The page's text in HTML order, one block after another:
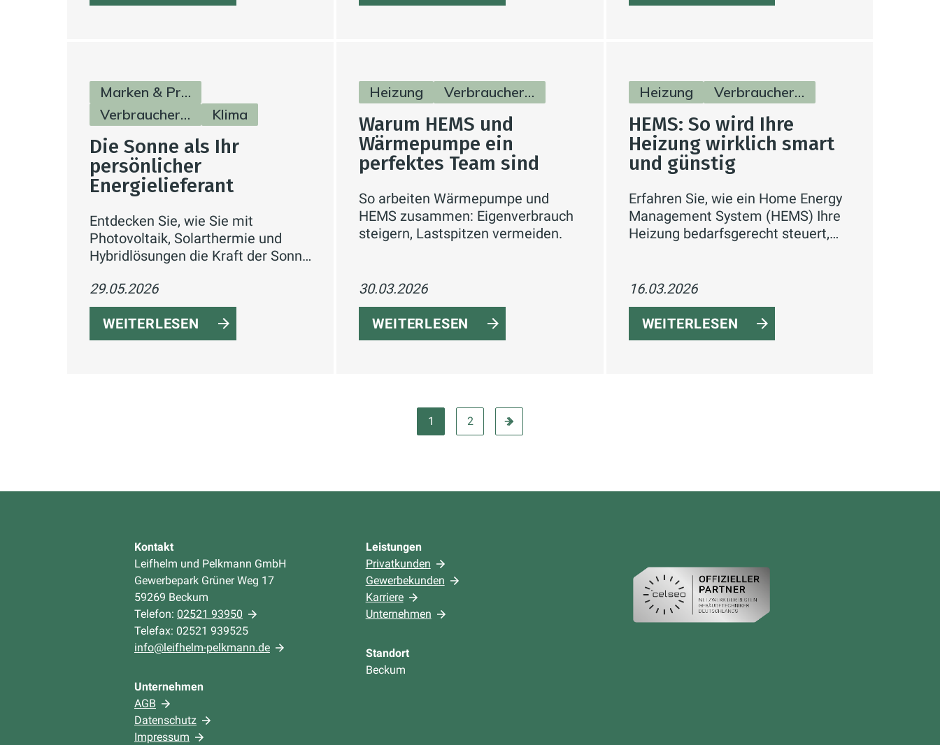
Marken & Produkte
Verbraucherinfos
Klima
Die Sonne als Ihr
persönlicher
Energielieferant
Entdecken Sie, wie Sie mit
Photovoltaik, Solarthermie und
Hybridlösungen die Kraft der Sonne
Zuhause nutzen – inklusive
Fördermöglichkeiten.
29.05.2026
WEITERLESEN
Heizung Verbraucherinfos
Warum HEMS und
Wärmepumpe ein
perfektes Team sind
So arbeiten Wärmepumpe und
HEMS zusammen: Eigenverbrauch
steigern, Lastspitzen vermeiden.
30.03.2026
WEITERLESEN
Heizung Verbraucherinfos
HEMS: So wird Ihre
Heizung wirklich smart
und günstig
Erfahren Sie, wie ein Home Energy
Management System (HEMS) Ihre
Heizung bedarfsgerecht steuert,
und auf aktuelle Energiestandards
ausgelegt.
16.03.2026
WEITERLESEN
1 2
Kontakt
Leifhelm und Pelkmann GmbH
Gewerbepark Grüner Weg 17
59269 Beckum
Telefon: 02521 93950
Telefax: 02521 939525
info@leifhelm-pelkmann.de
Unternehmen
AGB
Datenschutz
Impressum
Leistungen
Privatkunden
Gewerbekunden
Karriere
Unternehmen
Standort
Beckum